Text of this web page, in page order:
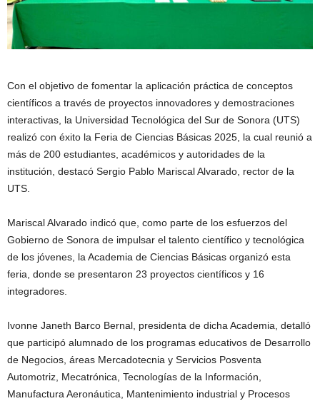
Con el objetivo de fomentar la aplicación práctica de conceptos
científicos a través de proyectos innovadores y demostraciones
interactivas, la Universidad Tecnológica del Sur de Sonora (UTS)
realizó con éxito la Feria de Ciencias Básicas 2025, la cual reunió a
más de 200 estudiantes, académicos y autoridades de la
institución, destacó Sergio Pablo Mariscal Alvarado, rector de la
UTS.
Mariscal Alvarado indicó que, como parte de los esfuerzos del
Gobierno de Sonora de impulsar el talento científico y tecnológica
de los jóvenes, la Academia de Ciencias Básicas organizó esta
feria, donde se presentaron 23 proyectos científicos y 16
integradores.
Ivonne Janeth Barco Bernal, presidenta de dicha Academia, detalló
que participó alumnado de los programas educativos de Desarrollo
de Negocios, áreas Mercadotecnia y Servicios Posventa
Automotriz, Mecatrónica, Tecnologías de la Información,
Manufactura Aeronáutica, Mantenimiento industrial y Procesos